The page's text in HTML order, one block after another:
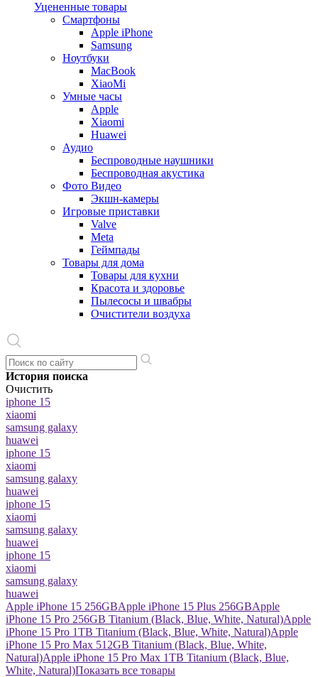
Уцененные товары
Cмартфоны
Apple iPhone
Samsung
Ноутбуки
MacBook
XiaoMi
Умные часы
Apple
Xiaomi
Huawei
Аудио
Беспроводные наушники
Беспроводная акустика
Фото Видео
Экшн-камеры
Игровые приставки
Valve
Meta
Геймпады
Товары для дома
Товары для кухни
Красота и здоровье
Пылесосы и швабры
Очистители воздуха
История поиска
Очистить
iphone 15
xiaomi
samsung galaxy
huawei
iphone 15
xiaomi
samsung galaxy
huawei
iphone 15
xiaomi
samsung galaxy
huawei
iphone 15
xiaomi
samsung galaxy
huawei
Apple iPhone 15 256GBApple iPhone 15 Plus 256GBApple
iPhone 15 Pro 256GB Titanium (Black, Blue, White, Natural)Apple
iPhone 15 Pro 1TB Titanium (Black, Blue, White, Natural)Apple
iPhone 15 Pro Max 512GB Titanium (Black, Blue, White,
Natural)Apple iPhone 15 Pro Max 1TB Titanium (Black, Blue,
White, Natural)Показать все товары